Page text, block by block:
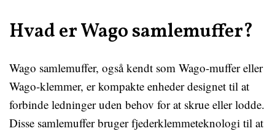
Hvad er Wago samlemuffer?
Wago samlemuffer, også kendt som Wago-muffer eller
Wago-klemmer, er kompakte enheder designet til at
forbinde ledninger uden behov for at skrue eller lodde.
Disse samlemuffer bruger fjederklemmeteknologi til at